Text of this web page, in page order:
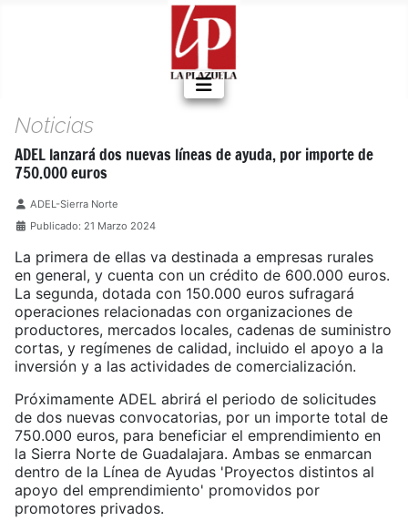
Noticias
ADEL lanzará dos nuevas líneas de ayuda, por importe de
750.000 euros
Detalles
ADEL-Sierra Norte
Publicado: 21 Marzo 2024
La primera de ellas va destinada a empresas rurales
en general, y cuenta con un crédito de 600.000 euros.
La segunda, dotada con 150.000 euros sufragará
operaciones relacionadas con organizaciones de
productores, mercados locales, cadenas de suministro
cortas, y regímenes de calidad, incluido el apoyo a la
inversión y a las actividades de comercialización.
Próximamente ADEL abrirá el periodo de solicitudes
de dos nuevas convocatorias, por un importe total de
750.000 euros, para beneficiar el emprendimiento en
la Sierra Norte de Guadalajara. Ambas se enmarcan
dentro de la Línea de Ayudas 'Proyectos distintos al
apoyo del emprendimiento' promovidos por
promotores privados.